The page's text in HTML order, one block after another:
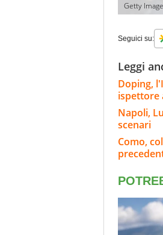
Getty
Seguici su:
Leggi
Doping,
ispettore
Napoli,
scenari
Como,